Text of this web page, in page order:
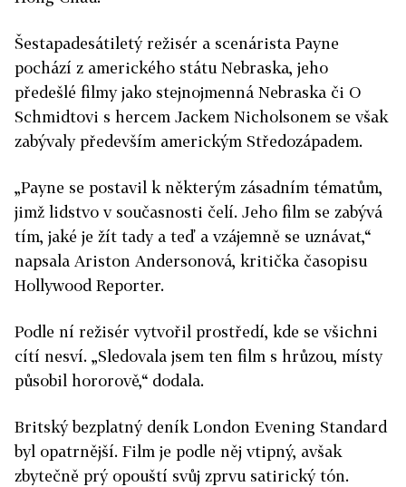
Šestapadesátiletý režisér a scenárista Payne
pochází z amerického státu Nebraska, jeho
předešlé filmy jako stejnojmenná Nebraska či O
Schmidtovi s hercem Jackem Nicholsonem se však
zabývaly především americkým Středozápadem.
„Payne se postavil k některým zásadním tématům,
jimž lidstvo v současnosti čelí. Jeho film se zabývá
tím, jaké je žít tady a teď a vzájemně se uznávat,“
napsala Ariston Andersonová, kritička časopisu
Hollywood Reporter.
Podle ní režisér vytvořil prostředí, kde se všichni
cítí nesví. „Sledovala jsem ten film s hrůzou, místy
působil hororově,“ dodala.
Britský bezplatný deník London Evening Standard
byl opatrnější. Film je podle něj vtipný, avšak
zbytečně prý opouští svůj zprvu satirický tón.